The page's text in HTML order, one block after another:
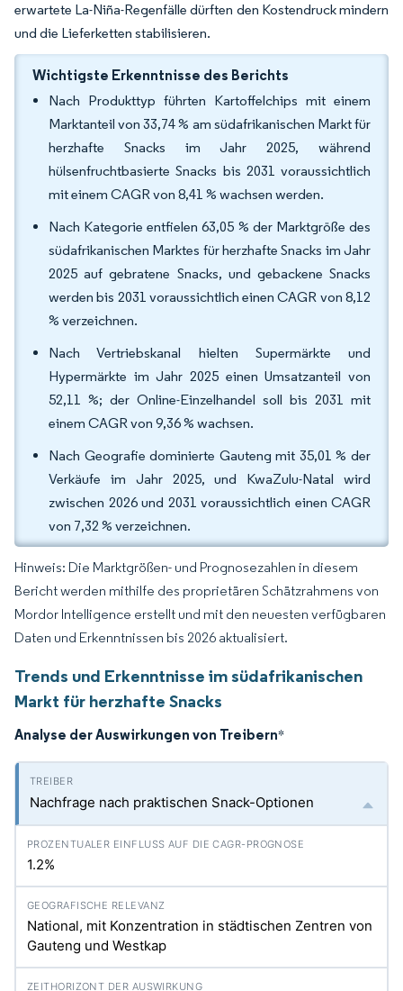
erwartete La-Niña-Regenfälle dürften den Kostendruck mindern
und die Lieferketten stabilisieren.
Wichtigste Erkenntnisse des Berichts
Nach Produkttyp führten Kartoffelchips mit einem
Marktanteil von 33,74 % am südafrikanischen Markt für
herzhafte Snacks im Jahr 2025, während
hülsenfruchtbasierte Snacks bis 2031 voraussichtlich
mit einem CAGR von 8,41 % wachsen werden.
Nach Kategorie entfielen 63,05 % der Marktgröße des
südafrikanischen Marktes für herzhafte Snacks im Jahr
2025 auf gebratene Snacks, und gebackene Snacks
werden bis 2031 voraussichtlich einen CAGR von 8,12
% verzeichnen.
Nach Vertriebskanal hielten Supermärkte und
Hypermärkte im Jahr 2025 einen Umsatzanteil von
52,11 %; der Online-Einzelhandel soll bis 2031 mit
einem CAGR von 9,36 % wachsen.
Nach Geografie dominierte Gauteng mit 35,01 % der
Verkäufe im Jahr 2025, und KwaZulu-Natal wird
zwischen 2026 und 2031 voraussichtlich einen CAGR
von 7,32 % verzeichnen.
Hinweis: Die Marktgrößen- und Prognosezahlen in diesem
Bericht werden mithilfe des proprietären Schätzrahmens von
Mordor Intelligence erstellt und mit den neuesten verfügbaren
Daten und Erkenntnissen bis 2026 aktualisiert.
Trends und Erkenntnisse im südafrikanischen
Markt für herzhafte Snacks
Analyse der Auswirkungen von Treibern*
Nachfrage nach praktischen Snack-Optionen
1.2%
National, mit Konzentration in städtischen Zentren von
Gauteng und Westkap